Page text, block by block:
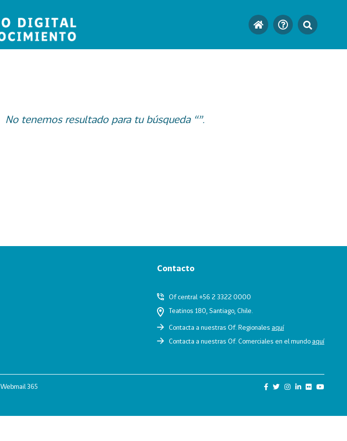
No tenemos resultado para tu búsqueda “”.
Contacto
Of central +56 2 3322 0000
Teatinos 180, Santiago, Chile.
Contacta a nuestras Of. Regionales aquí
Contacta a nuestras Of. Comerciales en el mundoaquí
Webmail 365